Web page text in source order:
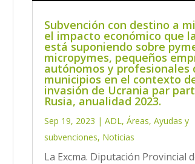
Subvención con destino a
el impacto económico que
está suponiendo sobre
micropymes, pequeños
autónomos y profesionales
municipios en el contexto
invasión de Ucrania par
Rusia, anualidad 2023.
Sep 19, 2023 | ADL , Áreas, Ayudas y
subvenciones, Noticias
La Excma. Diputación Provincial